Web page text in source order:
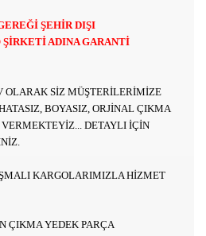
ŞEHİR DIŞI
ŞİRKETİ ADINA GARANTİ
OLARAK SİZ MÜŞTERİLERİMİZE
BOYASIZ, ORJİNAL ÇIKMA
DETAYLI İÇİN
KARGOLARIMIZLA HİZMET
ÇIKMA YEDEK PARÇA